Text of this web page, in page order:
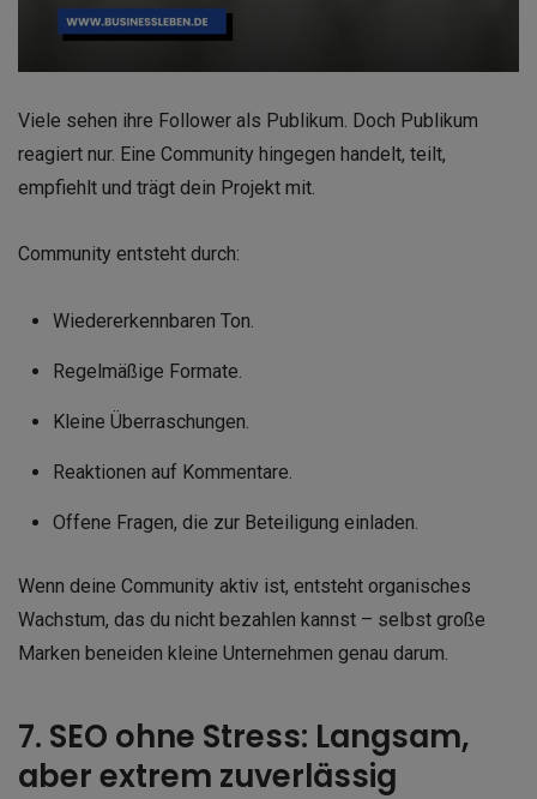
Viele sehen ihre Follower als Publikum. Doch Publikum
reagiert nur. Eine Community hingegen handelt, teilt,
empfiehlt und trägt dein Projekt mit.
Community entsteht durch:
Wiedererkennbaren Ton.
Regelmäßige Formate.
Kleine Überraschungen.
Reaktionen auf Kommentare.
Offene Fragen, die zur Beteiligung einladen.
Wenn deine Community aktiv ist, entsteht organisches
Wachstum, das du nicht bezahlen kannst – selbst große
Marken beneiden kleine Unternehmen genau darum.
7. SEO ohne Stress: Langsam,
aber extrem zuverlässig